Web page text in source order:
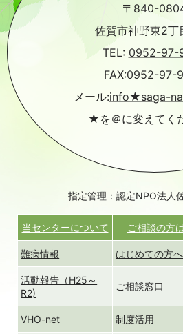
〒840-
佐賀市神野東2丁
TEL: 0952-97-
FAX:0952-97-
メール:info★saga-
★を＠に変えてく
指定管理：認定NPO法人
当センターについて ご相談の方
難病情報 はじめての方へ
活動報告（H25～
R2)
ご相談窓口
VHO-net 制度活用